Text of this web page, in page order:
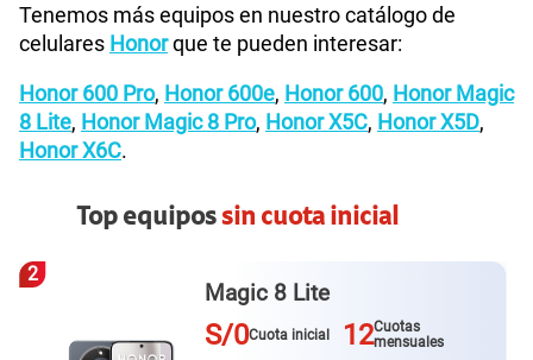
Tenemos más equipos en nuestro catálogo de
celulares Honorque te pueden interesar:
Honor 600 Pro, Honor 600e, Honor 600, Honor Magic
8 Lite, Honor Magic 8 Pro, Honor X5C, Honor X5D,
Honor X6C.
Top equipossin cuota inicial
3
Galaxy A57
S/0Cuota inicial 12Cuotas
mensuales